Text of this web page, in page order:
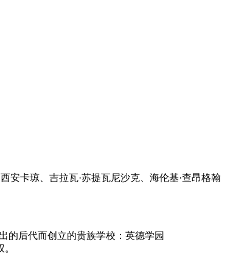
安卡琼、吉拉瓦·苏提瓦尼沙克、海伦基·查昂格翰
的后代而创立的贵族学校：英德学园